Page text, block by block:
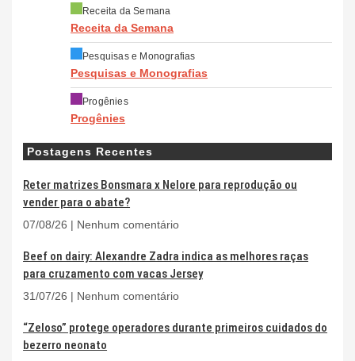
Receita da Semana
Receita da Semana
Pesquisas e Monografias
Pesquisas e Monografias
Progênies
Progênies
Postagens Recentes
Reter matrizes Bonsmara x Nelore para reprodução ou
vender para o abate?
07/08/26 Nenhum comentário
Beef on dairy: Alexandre Zadra indica as melhores raças
para cruzamento com vacas Jersey
31/07/26 Nenhum comentário
“Zeloso” protege operadores durante primeiros cuidados do
bezerro neonato